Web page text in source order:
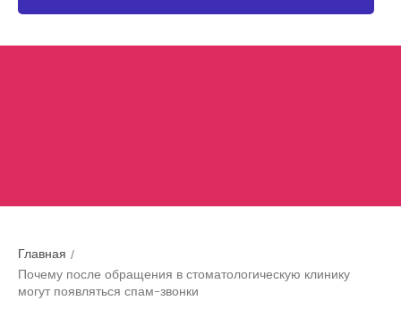
Главная /
Почему после обращения в стоматологическую клинику
могут появляться спам-звонки